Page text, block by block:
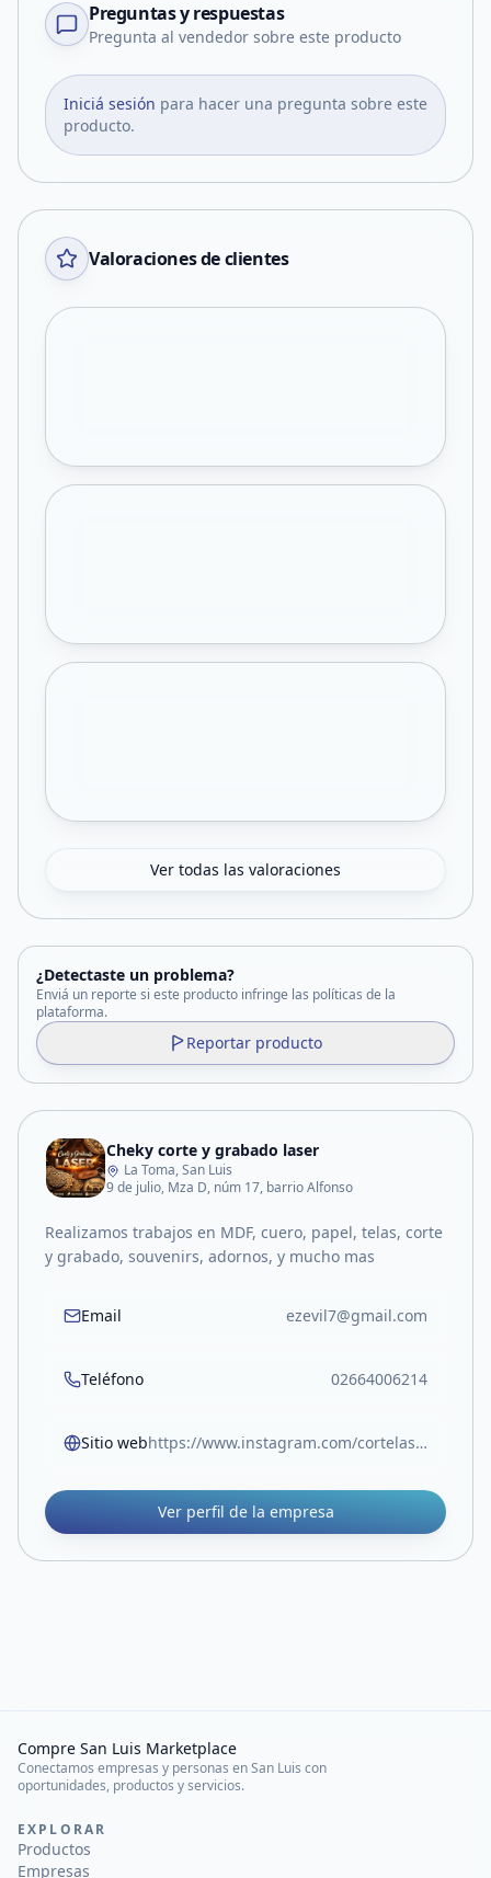
Preguntas y respuestas
Pregunta al vendedor sobre este producto
Iniciá sesión para hacer una pregunta sobre este
producto.
Valoraciones de clientes
Ver todas las valoraciones
¿Detectaste un problema?
Enviá un reporte si este producto infringe las políticas de la
plataforma.
Reportar producto
Cheky corte y grabado laser
La Toma, San Luis
9 de julio, Mza D, núm 17, barrio Alfonso
Realizamos trabajos en MDF, cuero, papel, telas, corte
y grabado, souvenirs, adornos, y mucho mas
Email ezevil7@gmail.com
Teléfono 02664006214
Sitio web https://www.instagram.com/cortelaser_latoma?igsh=djNyZ21xZDNjM3Vu&utm_source=qr
Ver perfil de la empresa
Compre San Luis Marketplace
Conectamos empresas y personas en San Luis con
oportunidades, productos y servicios.
EXPLORAR
Productos
Empresas